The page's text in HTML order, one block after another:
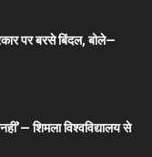
पर बरसे बिंदल, बोले—
शिमला विश्वविद्यालय से